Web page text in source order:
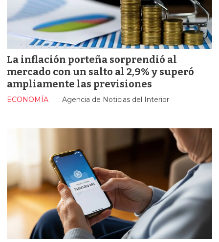
La inflación porteña sorprendió al
mercado con un salto al 2,9% y superó
ampliamente las previsiones
Agencia de Noticias del Interior
ECONOMÍA